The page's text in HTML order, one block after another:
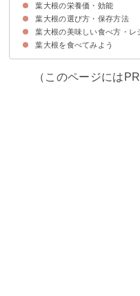
葉大根と大根の葉は別の品種
葉大根の味わい・食感
葉大根の栄養価・効能
①食物繊維
②ビタミンC
③ビタミンK
④βカロテン
⑤葉酸
⑥カルシウム
⑦カリウム
⑧鉄
葉大根の選び方・保存方法
新鮮な葉大根の選び方
葉大根の保存方法
葉大根の美味しい食べ方・レ
①葉大根の漬物
②葉大根のおひたし
③葉大根と油揚げの炒め物
④鯖の水煮と葉大根のシチリ
⑤葉大根の利休和え
⑥葉大根のふりかけ
⑦葉大根の炒め煮
⑧葉大根とキャベツのコール
⑨葉大根の味噌汁
⑩葉大根のナムル
葉大根を食べてみよう
（このページには